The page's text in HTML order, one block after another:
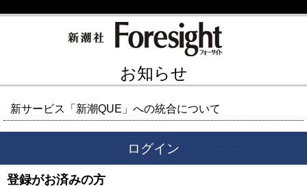
お知らせ
新サービス「新潮QUE」への統合について
ログイン
登録がお済みの方